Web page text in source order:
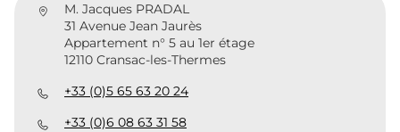
M. Jacques PRADAL
31 Avenue Jean Jaurès
Appartement n° 5 au 1er étage
12110 Cransac-les-Thermes
+33 (0)5 65 63 20 24
+33 (0)6 08 63 31 58